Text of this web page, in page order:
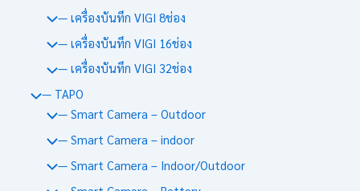
— เครื่องบันทึก VIGI 8ช่อง
— เครื่องบันทึก VIGI 16ช่อง
— เครื่องบันทึก VIGI 32ช่อง
— TAPO
— Smart Camera – Outdoor
— Smart Camera – indoor
— Smart Camera – Indoor/Outdoor